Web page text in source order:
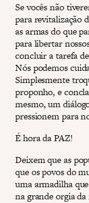
Se vocês não
para revitalização
as armas do que
para libertar
concluir a tarefa
Nós podemos
Simplesmente
proponho, e
mesmo, um
pressionem para
É hora da PAZ!
Deixem que as
que os povos do
uma armadilha
na grande orgia